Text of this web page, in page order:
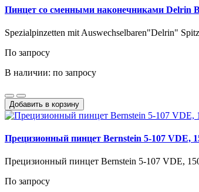
Пинцет со сменными наконечниками Delrin
Spezialpinzetten mit Auswechselbaren"Delrin"
По запросу
В наличии: по запросу
Добавить в корзину
Прецизионный пинцет Bernstein 5-107 VDE,
Прецизионный пинцет Bernstein 5-107 VDE,
По запросу